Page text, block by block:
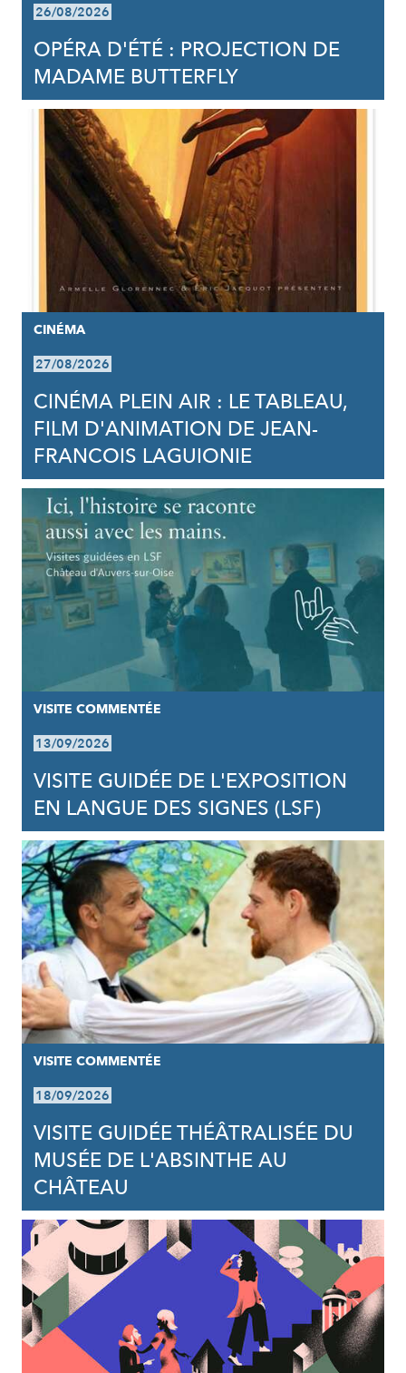
26/08/2026
OPÉRA D'ÉTÉ : PROJECTION DE
MADAME BUTTERFLY
CINÉMA
27/08/2026
CINÉMA PLEIN AIR : LE TABLEAU,
FILM D'ANIMATION DE JEAN-
FRANCOIS LAGUIONIE
VISITE COMMENTÉE
13/09/2026
VISITE GUIDÉE DE L'EXPOSITION
EN LANGUE DES SIGNES (LSF)
VISITE COMMENTÉE
18/09/2026
VISITE GUIDÉE THÉÂTRALISÉE DU
MUSÉE DE L'ABSINTHE AU
CHÂTEAU